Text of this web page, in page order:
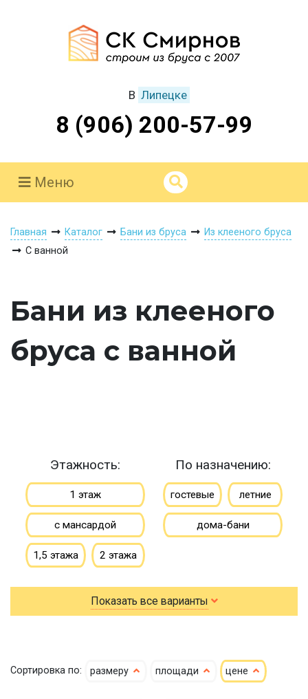
В Липецке
8 (906) 200-57-99
Меню
Главная Каталог Бани из бруса
Из клееного бруса
С ванной
Бани из клееного
бруса с ванной
Этажность:
1 этаж
с мансардой
1,5 этажа 2 этажа
По назначению:
гостевые летние
дома-бани
По типу бруса:
клееный сухой
клееный кедр
По размеру:
3х4 3х5 3х6
5х5 5х6 5х7
Показать все варианты
Сортировка по: размеру площади цене